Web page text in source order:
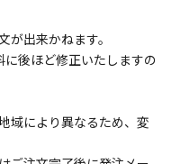
出来かねます。
後ほど修正いたしますの
域により異なるため、変